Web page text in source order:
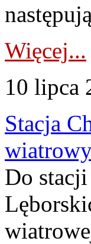
Więcej...
10 lipca
Stacja
Do